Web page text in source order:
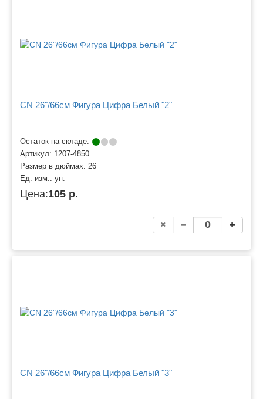
CN 26"/66см Фигура Цифра Белый "2"
Остаток на складе:
Артикул: 1207-4850
Размер в дюймах: 26
Ед. изм.: уп.
Цена:105 р.
CN 26"/66см Фигура Цифра Белый "3"